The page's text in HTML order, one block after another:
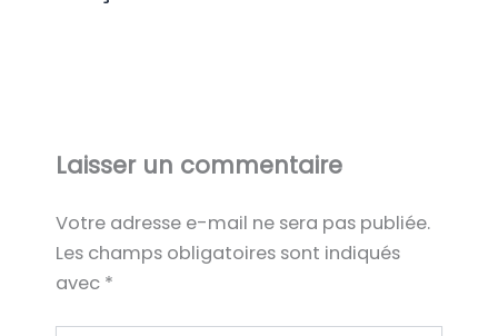
Laisser un commentaire
Votre adresse e-mail ne sera pas publiée.
Les champs obligatoires sont indiqués
avec *